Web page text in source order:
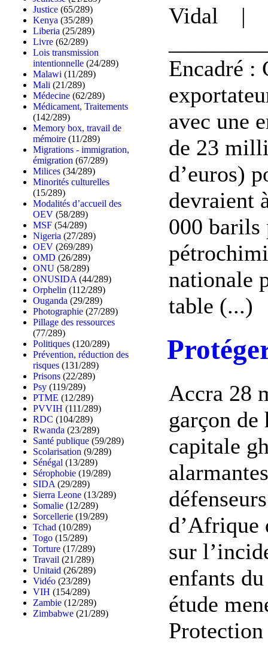
Justice (65/289)
Kenya (35/289)
Liberia (25/289)
Livre (62/289)
Lois transmission
intentionnelle (24/289)
Malawi (11/289)
Mali (21/289)
Médecine (62/289)
Médicament, Traitements
(142/289)
Memory box, travail de
mémoire (11/289)
Migrations - immigration,
émigration (67/289)
Milices (34/289)
Minorités culturelles
(15/289)
Modalités d’accueil des
OEV (58/289)
MSF (54/289)
Nigeria (27/289)
OEV (269/289)
OMD (26/289)
ONU (58/289)
ONUSIDA (44/289)
Orphelin (112/289)
Ouganda (29/289)
Photographie (27/289)
Pillage des ressources
(77/289)
Politiques (120/289)
Prévention, réduction des
risques (131/289)
Prisons (22/289)
Psy (119/289)
PTME (12/289)
PVVIH (111/289)
RDC (104/289)
Rwanda (23/289)
Santé publique (59/289)
Scolarisation (9/289)
Sénégal (13/289)
Sérophobie (19/289)
SIDA (29/289)
Sierra Leone (13/289)
Somalie (12/289)
Sorcellerie (19/289)
Tchad (10/289)
Togo (15/289)
Torture (17/289)
Travail (21/289)
Unitaid (26/289)
Vidéo (23/289)
VIH (154/289)
Zambie (12/289)
Zimbabwe (21/289)
Vidal |
Encadré :
avec une
de 23
d’euros)
devraient
000 barils
nationale
table (...)
Accra 28
garçon
capitale
d’Afrique
sur
enfants
étude